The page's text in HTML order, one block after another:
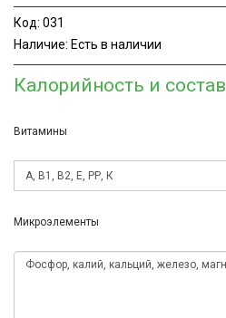
Код: 031
Наличие: Есть в наличии
Калорийность и состав
Витамины
Микроэлементы